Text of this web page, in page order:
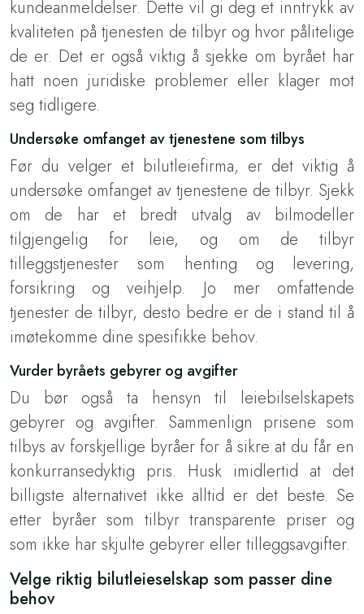
kundeanmeldelser. Dette vil gi deg et inntrykk av
kvaliteten på tjenesten de tilbyr og hvor pålitelige
de er. Det er også viktig å sjekke om byrået har
hatt noen juridiske problemer eller klager mot
seg tidligere.
Undersøke omfanget av tjenestene som tilbys
Før du velger et bilutleiefirma, er det viktig å
undersøke omfanget av tjenestene de tilbyr. Sjekk
om de har et bredt utvalg av bilmodeller
tilgjengelig for leie, og om de tilbyr
tilleggstjenester som henting og levering,
forsikring og veihjelp. Jo mer omfattende
tjenester de tilbyr, desto bedre er de i stand til å
imøtekomme dine spesifikke behov.
Vurder byråets gebyrer og avgifter
Du bør også ta hensyn til leiebilselskapets
gebyrer og avgifter. Sammenlign prisene som
tilbys av forskjellige byråer for å sikre at du får en
konkurransedyktig pris. Husk imidlertid at det
billigste alternativet ikke alltid er det beste. Se
etter byråer som tilbyr transparente priser og
som ikke har skjulte gebyrer eller tilleggsavgifter.
Velge riktig bilutleieselskap som passer dine
behov